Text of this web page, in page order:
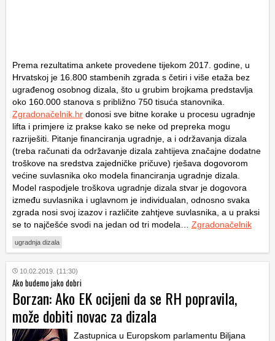
Prema rezultatima ankete provedene tijekom 2017. godine, u
Hrvatskoj je 16.800 stambenih zgrada s četiri i više etaža bez
ugrađenog osobnog dizala, što u grubim brojkama predstavlja
oko 160.000 stanova s približno 750 tisuća stanovnika.
Zgradonačelnik.hr donosi sve bitne korake u procesu ugradnje
lifta i primjere iz prakse kako se neke od prepreka mogu
razriješiti. Pitanje financiranja ugradnje, a i održavanja dizala
(treba računati da održavanje dizala zahtijeva značajne dodatne
troškove na sredstva zajedničke pričuve) rješava dogovorom
većine suvlasnika oko modela financiranja ugradnje dizala.
Model raspodjele troškova ugradnje dizala stvar je dogovora
između suvlasnika i uglavnom je individualan, odnosno svaka
zgrada nosi svoj izazov i različite zahtjeve suvlasnika, a u praksi
se to najčešće svodi na jedan od tri modela… Zgradonačelnik
ugradnja dizala
10.02.2019. (11:30)
Ako budemo jako dobri
Borzan: Ako EK ocijeni da se RH popravila,
može dobiti novac za dizala
Zastupnica u Europskom parlamentu Biljana